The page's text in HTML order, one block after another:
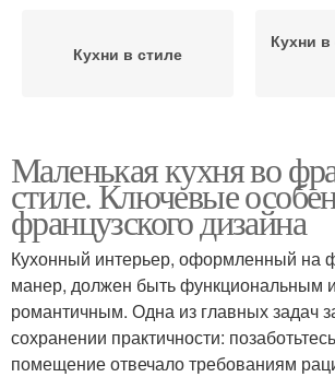
Кухни в стиле
Кухни
Маленькая кухня во
стиле. Ключевые
французского дизайна
Кухонный интерьер, оформленный на
манер, должен быть функциональным
романтичным. Одна из главных задач
сохранении практичности:
помещение отвечало требованиям